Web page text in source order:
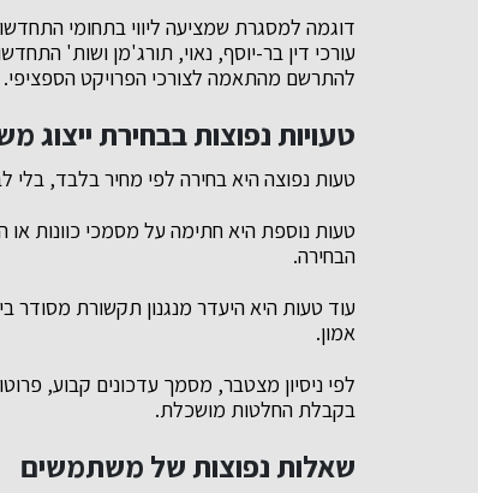
דוגמה למסגרת שמציעה ליווי בתחומי
עורכי דין בר-יוסף, נאוי, תורג'מן ושות'
להתרשם מהתאמה לצורכי הפרויקט הספציפי.
טעויות נפוצות בבחירת ייצוג
טעות נפוצה היא בחירה לפי מחיר בלבד, בלי
טעות נוספת היא חתימה על מסמכי כוונות
הבחירה.
עוד טעות היא היעדר מנגנון תקשורת מסודר
אמון.
לפי ניסיון מצטבר, מסמך עדכונים קבוע,
בקבלת החלטות מושכלת.
שאלות נפוצות של משתמשים